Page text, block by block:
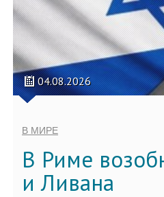
04.08.2026
В МИРЕ
В Риме
и Ливана